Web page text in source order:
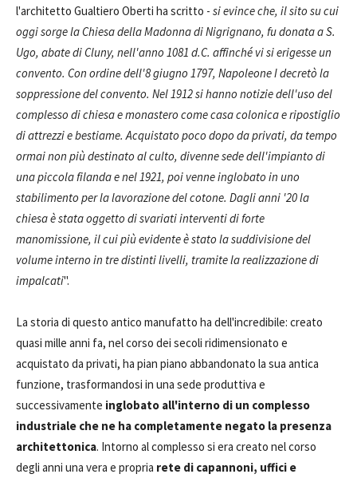
l'architetto Gualtiero Oberti ha scritto - si evince che, il sito su cui
oggi sorge la Chiesa della Madonna di Nigrignano, fu donata a S.
Ugo, abate di Cluny, nell'anno 1081 d.C. affinché vi si erigesse un
convento. Con ordine dell'8 giugno 1797, Napoleone I decretò la
soppressione del convento. Nel 1912 si hanno notizie dell'uso del
complesso di chiesa e monastero come casa colonica e ripostiglio
di attrezzi e bestiame. Acquistato poco dopo da privati, da tempo
ormai non più destinato al culto, divenne sede dell'impianto di
una piccola filanda e nel 1921, poi venne inglobato in uno
stabilimento per la lavorazione del cotone. Dagli anni '20 la
chiesa è stata oggetto di svariati interventi di forte
manomissione, il cui più evidente è stato la suddivisione del
volume interno in tre distinti livelli, tramite la realizzazione di
impalcati".
La storia di questo antico manufatto ha dell'incredibile: creato
quasi mille anni fa, nel corso dei secoli ridimensionato e
acquistato da privati, ha pian piano abbandonato la sua antica
funzione, trasformandosi in una sede produttiva e
successivamente inglobato all'interno di un complesso
industriale che ne ha completamente negato la presenza
architettonica. Intorno al complesso si era creato nel corso
degli anni una vera e propria rete di capannoni, uffici e